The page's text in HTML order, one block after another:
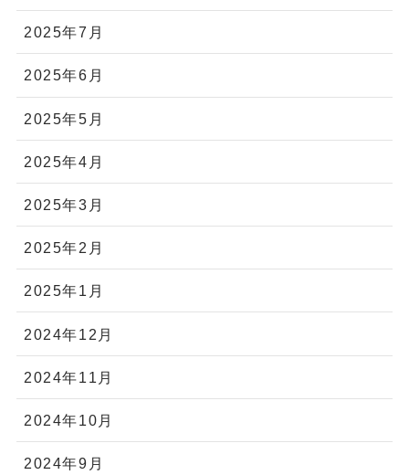
2025年7月
2025年6月
2025年5月
2025年4月
2025年3月
2025年2月
2025年1月
2024年12月
2024年11月
2024年10月
2024年9月